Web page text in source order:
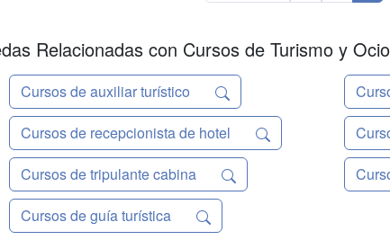
Relacionadas con Cursos de Turismo y Ocio
Cursos de auxiliar turístico
Cursos de recepcionista de hotel
Cursos de tripulante cabina
Cursos de guía turística